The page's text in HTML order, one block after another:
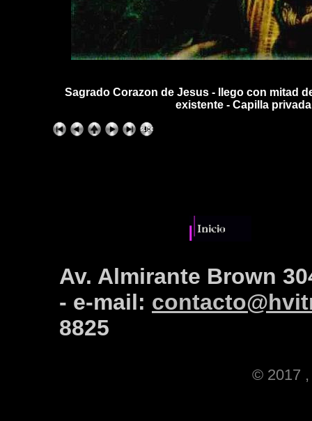
Sagrado Corazon de Jesus - llego con mitad
existente - Capilla
Av. Almirante Brown
- e-mail:
8825
© 2017 ,